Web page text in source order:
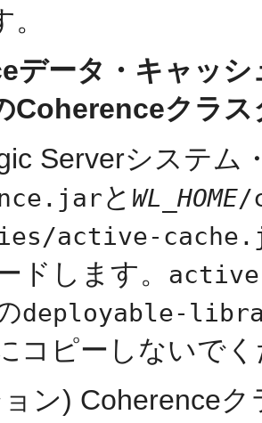
データ・キャッ
Coherenceクラ
Serverシステム
と WL_HOME/
active-
ドします。
deployable-
コピーしないで
ン) Coherence